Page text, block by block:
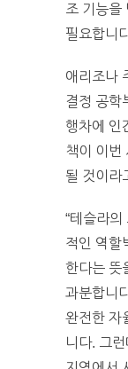
조 기능을
필요합니
애리조나
결정 공학
행차에 인
책이 이번
될 것이라
“테슬라
적인 역할
한다는 뜻
과분합니
완전한 자
니다. 그